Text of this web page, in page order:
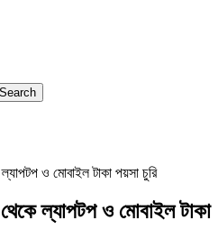
ও মোবাইল টাকা পয়সা চুরি
ল্যাপটপ ও মোবাইল টাকা